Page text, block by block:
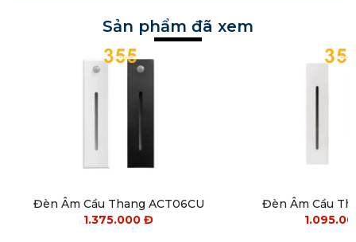
Sản phẩm đã xem
Đèn Âm Cầu Thang ACT06CU
1.375.000Đ
Đèn Âm Cầu